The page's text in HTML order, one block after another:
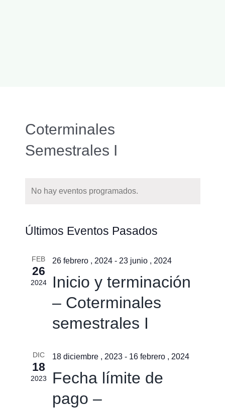
Coterminales
Semestrales I
No hay eventos programados.
Últimos Eventos Pasados
FEB
26
2024
26 febrero , 2024- 23 junio , 2024
Inicio y terminación
– Coterminales
semestrales I
DIC
18
2023
18 diciembre , 2023- 16 febrero , 2024
Fecha límite de
pago –